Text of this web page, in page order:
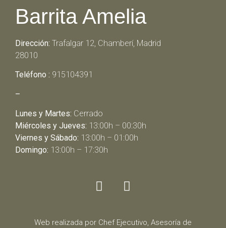
Barrita Amelia
Dirección: Trafalgar 12, Chamberí, Madrid
28010
Teléfono : 915104391
–
Lunes y Martes: Cerrado
Miércoles y Jueves: 13:00h – 00:30h
Viernes y Sábado: 13:00h – 01:00h
Domingo: 13:00h – 17:30h
Web realizada por Chef Ejecutivo, Asesoría de